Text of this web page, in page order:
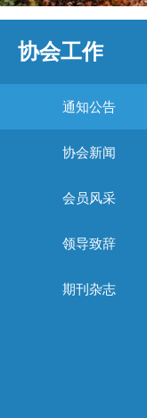
协会工作
通知公告
协会新闻
会员风采
领导致辞
期刊杂志